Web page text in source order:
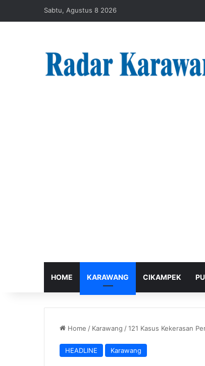
Sabtu, Agustus 8 2026
HOME KARAWANG CIKAMPEK
Home / Karawang /121 Kasus Kekerasan
HEADLINE Karawang